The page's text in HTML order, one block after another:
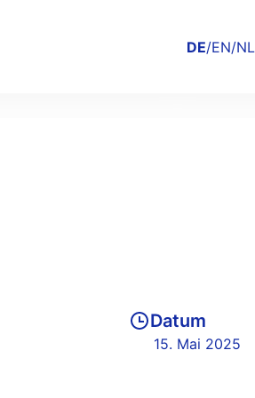
DE/EN/NL
Datum
15. Mai 2025